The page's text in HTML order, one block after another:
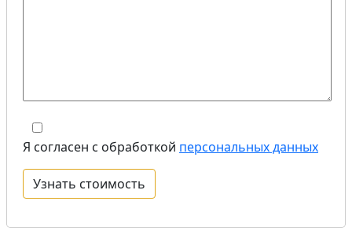
Я согласен с обработкой персональных данных